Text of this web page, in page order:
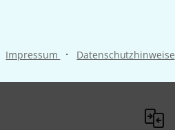
Impressum · Datenschutzhinweise